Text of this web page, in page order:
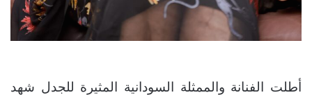
أطلت الفنانة والممثلة السودانية المثيرة للجدل شهد